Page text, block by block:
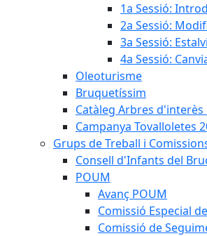
1a Sessió:
2a Sessió:
3a Sessió:
4a Sessió:
Oleoturisme
Bruquetíssim
Catàleg Arbres d'interès
Campanya Tovalloletes
Grups de Treball i
Consell d'Infants del
POUM
Avanç POUM
Comissió Especial
Comissió de